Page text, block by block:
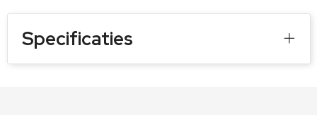
Specificaties